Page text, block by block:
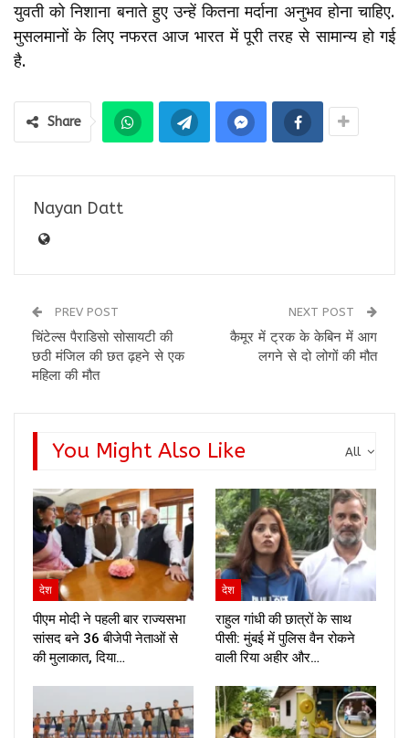
युवती को निशाना बनाते हुए उन्हें कितना मर्दाना अनुभव होना चाहिए.
मुसलमानों के लिए नफरत आज भारत में पूरी तरह से सामान्य हो गई
है.
Share
Nayan Datt
PREV POST
चिंटेल्स पैराडिसो सोसायटी की
छठी मंजिल की छत ढ़हने से एक
महिला की मौत
NEXT POST
कैमूर में ट्रक के केबिन में आग
लगने से दो लोगों की मौत
All
You Might Also Like
देश
पीएम मोदी ने पहली बार राज्यसभा
सांसद बने 36 बीजेपी नेताओं से
की मुलाकात, दिया…
देश
राहुल गांधी की छात्रों के साथ
पीसी: मुंबई में पुलिस वैन रोकने
वाली रिया अहीर और…